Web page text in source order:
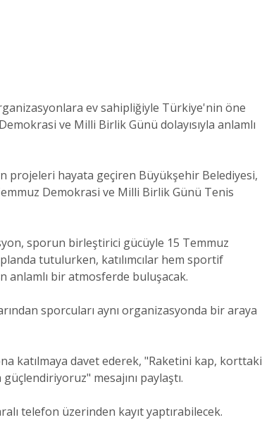
ev sahipliğiyle Türkiye'nin öne
ve Milli Birlik Günü dolayısıyla anlamlı
projeleri hayata geçiren Büyükşehir Belediyesi,
Demokrasi ve Milli Birlik Günü Tenis
sporun birleştirici gücüyle 15 Temmuz
tutulurken, katılımcılar hem sportif
anlamlı bir atmosferde buluşacak.
sporcuları aynı organizasyonda bir araya
katılmaya davet ederek, "Raketini kap, korttaki
mesajını paylaştı.
telefon üzerinden kayıt yaptırabilecek.